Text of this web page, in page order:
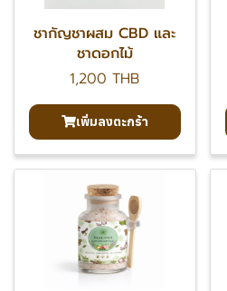
ชากัญชาผสม CBD และ
ชาดอกไม้
1,200 THB
เพิ่มลงตะกร้า